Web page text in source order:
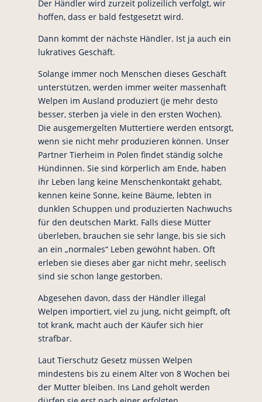
Der Händler wird zurzeit polizeilich verfolgt, wir
hoffen, dass er bald festgesetzt wird.
Dann kommt der nächste Händler. Ist ja auch ein
lukratives Geschäft.
Solange immer noch Menschen dieses Geschäft
unterstützen, werden immer weiter massenhaft
Welpen im Ausland produziert (je mehr desto
besser, sterben ja viele in den ersten Wochen).
Die ausgemergelten Muttertiere werden entsorgt,
wenn sie nicht mehr produzieren können. Unser
Partner Tierheim in Polen findet ständig solche
Hündinnen. Sie sind körperlich am Ende, haben
ihr Leben lang keine Menschenkontakt gehabt,
kennen keine Sonne, keine Bäume, lebten in
dunklen Schuppen und produzierten Nachwuchs
für den deutschen Markt. Falls diese Mütter
überleben, brauchen sie sehr lange, bis sie sich
an ein „normales“ Leben gewöhnt haben. Oft
erleben sie dieses aber gar nicht mehr, seelisch
sind sie schon lange gestorben.
Abgesehen davon, dass der Händler illegal
Welpen importiert, viel zu jung, nicht geimpft, oft
tot krank, macht auch der Käufer sich hier
strafbar.
Laut Tierschutz Gesetz müssen Welpen
mindestens bis zu einem Alter von 8 Wochen bei
der Mutter bleiben. Ins Land geholt werden